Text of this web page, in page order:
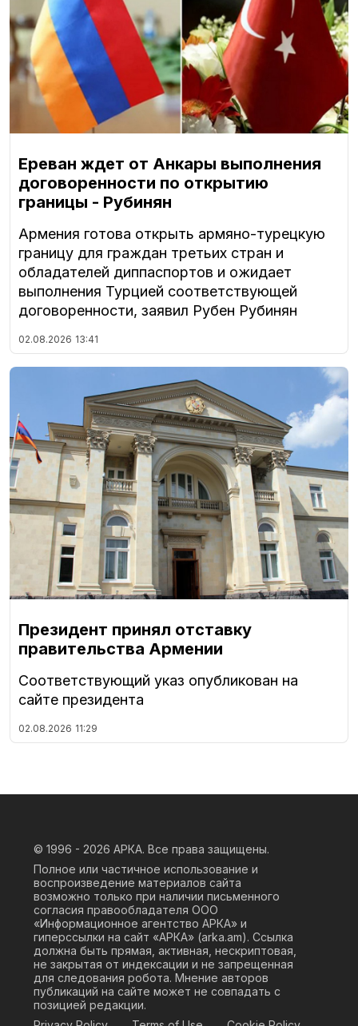
Ереван ждет от Анкары выполнения
договоренности по открытию
границы - Рубинян
Армения готова открыть армяно-турецкую
границу для граждан третьих стран и
обладателей диппаспортов и ожидает
выполнения Турцией соответствующей
договоренности, заявил Рубен Рубинян
02.08.2026 13:41
Президент принял отставку
правительства Армении
Соответствующий указ опубликован на
сайте президента
02.08.2026 11:29
© 1996 - 2026 АРКА. Все права защищены.
Полное или частичное использование и
воспроизведение материалов сайта
возможно только при наличии письменного
согласия правообладателя ООО
«Информационное агентство АРКА» и
гиперссылки на сайт «АРКА» (arka.am). Ссылка
должна быть прямая, активная, нескриптовая,
не закрытая от индексации и не запрещенная
для следования робота. Мнение авторов
публикаций на сайте может не совпадать с
позицией редакции.